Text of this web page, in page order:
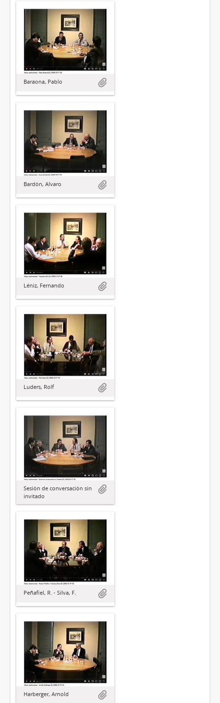
Baraona, Pablo
Bardón, Alvaro
Léniz, Fernando
Luders, Rolf
Sesión de conversación sin
invitado
Peñafiel, R. - Silva, F.
Harberger, Arnold